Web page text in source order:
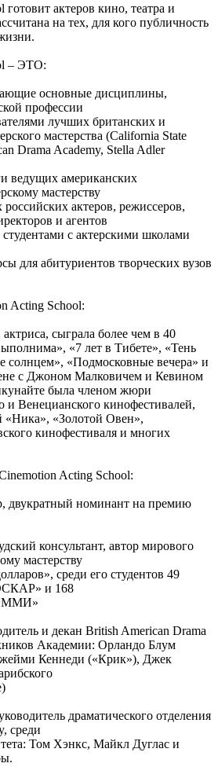
актеров кино, театра и
на тех, для кого публичность
– ЭТО:
основные дисциплины,
профессии
лучших британских и
мастерства (California State
Drama Academy, Stella Adler
ведущих американских
мастерству
актеров, режиссеров,
и агентов
с актерскими школами
для абитуриентов творческих вузов
Acting School:
сыграла более чем в 40
«7 лет в Тибете», «Тень
солнцем», «Подмосковные вечера» и
с Джоном Малковичем и Кевином
была членом жюри
и Венецианского кинофестивалей,
«Ника», «Золотой Овен»,
кинофестиваля и многих
Acting School:
двукратный номинант на премию
консультант, автор мирового
мастерству
среди его студентов 49
и 168
и декан British American Drama
Академии: Орландо Блум
Кеннеди («Крик»), Джек
драматического отделения
среди
Том Хэнкс, Майкл Дуглас и